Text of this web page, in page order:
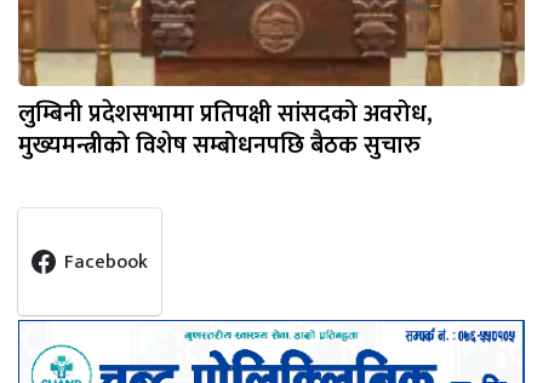
लुम्बिनी प्रदेशसभामा प्रतिपक्षी सांसदको अवरोध,
मुख्यमन्त्रीको विशेष सम्बोधनपछि बैठक सुचारु
Facebook